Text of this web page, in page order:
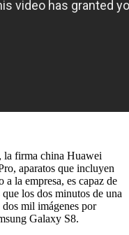
la firma china Huawei
aparatos que incluyen
la empresa, es capaz de
los dos minutos de una
mil imágenes por
Galaxy S8.